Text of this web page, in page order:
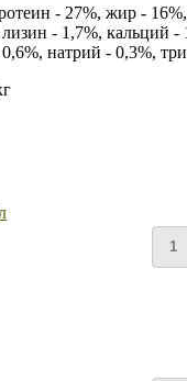
- 27%, жир -
лизин - 1,7%, кальций
натрий - 0,3%,